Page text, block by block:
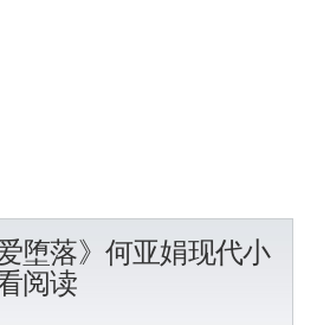
堕落》何亚娟现代小
阅读